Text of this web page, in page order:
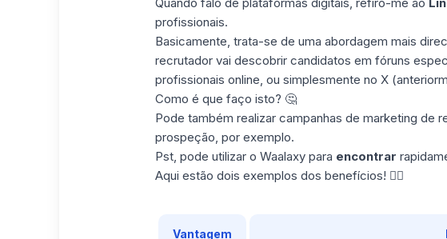
profissionais.
Basicamente, trata-se de uma abordagem mais
recrutador vai descobrir candidatos em fóruns
profissionais online, ou simplesmente no X
Como é que faço isto? 🤔
Pode também realizar campanhas de marketing de
prospeção, por exemplo.
Pst, pode utilizar o Waalaxypara encontrar
Aqui estão dois exemplos dos benefícios! 👇🏼
Vantagem